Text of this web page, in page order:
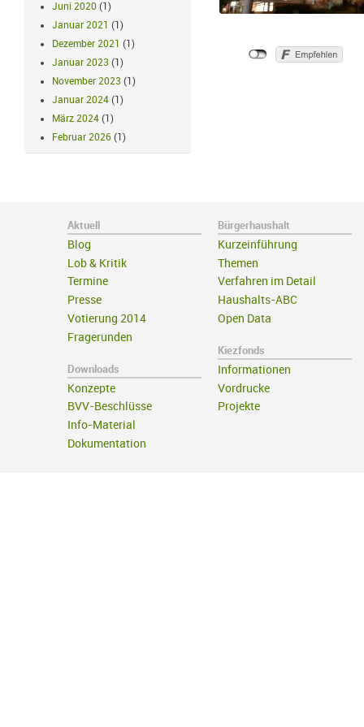
Juni 2020 (1)
Januar 2021 (1)
Dezember 2021 (1)
Januar 2023 (1)
November 2023 (1)
Januar 2024 (1)
März 2024 (1)
Februar 2026 (1)
Aktuell
Blog
Lob & Kritik
Termine
Presse
Votierung 2014
Fragerunden
Downloads
Konzepte
BVV-Beschlüsse
Info-Material
Dokumentation
Bürgerhaushalt
Kurzeinführung
Themen
Verfahren im Detail
Haushalts-ABC
Open Data
Kiezfonds
Informationen
Vordrucke
Projekte